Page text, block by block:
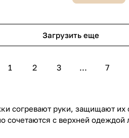
Загрузить еще
1 2 3 ... 7
согревают руки, защищают
с верхней